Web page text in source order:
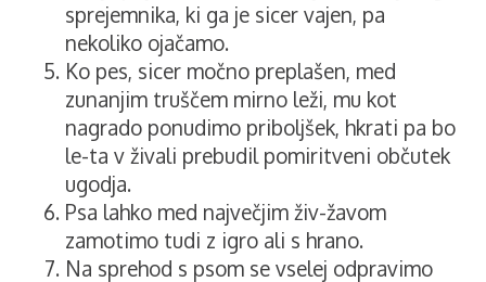
sprejemnika, ki ga je sicer vajen, pa
nekoliko ojačamo.
Ko pes, sicer močno preplašen, med
zunanjim truščem mirno leži, mu kot
nagrado ponudimo priboljšek, hkrati pa bo
le-ta v živali prebudil pomiritveni občutek
ugodja.
Psa lahko med največjim živ-žavom
zamotimo tudi z igro ali s hrano.
Na sprehod s psom se vselej odpravimo